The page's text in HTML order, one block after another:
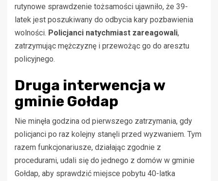
rutynowe sprawdzenie tożsamości ujawniło, że 39-
latek jest poszukiwany do odbycia kary pozbawienia
wolności. Policjanci natychmiast zareagowali,
zatrzymując mężczyznę i przewożąc go do aresztu
policyjnego.
Druga interwencja w
gminie Gołdap
Nie minęła godzina od pierwszego zatrzymania, gdy
policjanci po raz kolejny stanęli przed wyzwaniem. Tym
razem funkcjonariusze, działając zgodnie z
procedurami, udali się do jednego z domów w gminie
Gołdap, aby sprawdzić miejsce pobytu 40-latka